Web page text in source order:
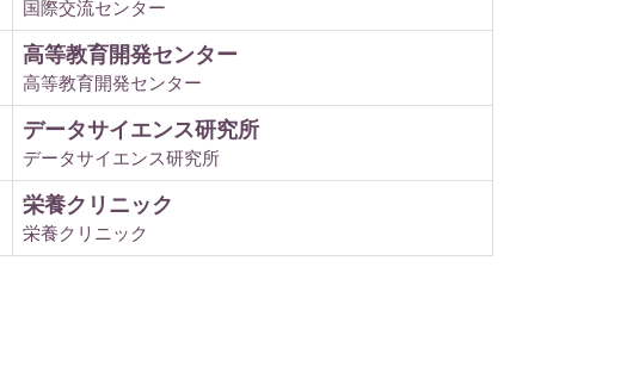
国際交流センター
高等教育開発センター
高等教育開発センター
データサイエンス研究所
データサイエンス研究所
栄養クリニック
栄養クリニック